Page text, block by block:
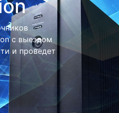
сервисный
Ваш
ремонта